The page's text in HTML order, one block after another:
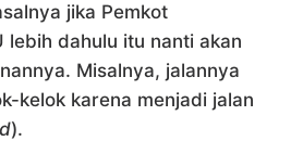
jika Pemkot
lebih dahulu itu nanti akan
Misalnya, jalannya
kelok karena menjadi jalan
).